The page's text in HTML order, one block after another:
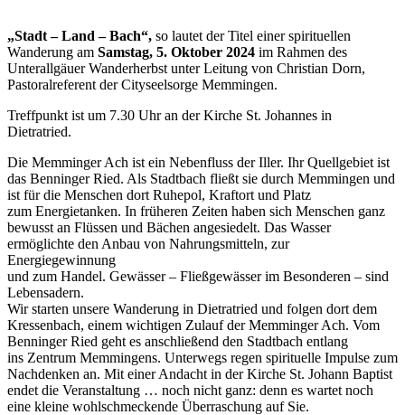
„Stadt – Land – Bach“, so lautet der Titel einer spirituellen
Wanderung am Samstag, 5. Oktober 2024 im Rahmen des
Unterallgäuer Wanderherbst unter Leitung von Christian Dorn,
Pastoralreferent der Cityseelsorge Memmingen.
Treffpunkt ist um 7.30 Uhr an der Kirche St. Johannes in
Dietratried.
Die Memminger Ach ist ein Nebenfluss der Iller. Ihr Quellgebiet ist
das Benninger Ried. Als Stadtbach fließt sie durch Memmingen und
ist für die Menschen dort Ruhepol, Kraftort und Platz
zum Energietanken. In früheren Zeiten haben sich Menschen ganz
bewusst an Flüssen und Bächen angesiedelt. Das Wasser
ermöglichte den Anbau von Nahrungsmitteln, zur
Energiegewinnung
und zum Handel. Gewässer – Fließgewässer im Besonderen – sind
Lebensadern.
Wir starten unsere Wanderung in Dietratried und folgen dort dem
Kressenbach, einem wichtigen Zulauf der Memminger Ach. Vom
Benninger Ried geht es anschließend den Stadtbach entlang
ins Zentrum Memmingens. Unterwegs regen spirituelle Impulse zum
Nachdenken an. Mit einer Andacht in der Kirche St. Johann Baptist
endet die Veranstaltung … noch nicht ganz: denn es wartet noch
eine kleine wohlschmeckende Überraschung auf Sie.